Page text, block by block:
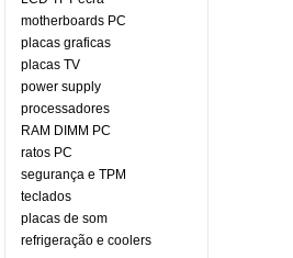
motherboards PC
placas graficas
placas TV
power supply
processadores
RAM DIMM PC
ratos PC
segurança e TPM
teclados
placas de som
refrigeração e coolers